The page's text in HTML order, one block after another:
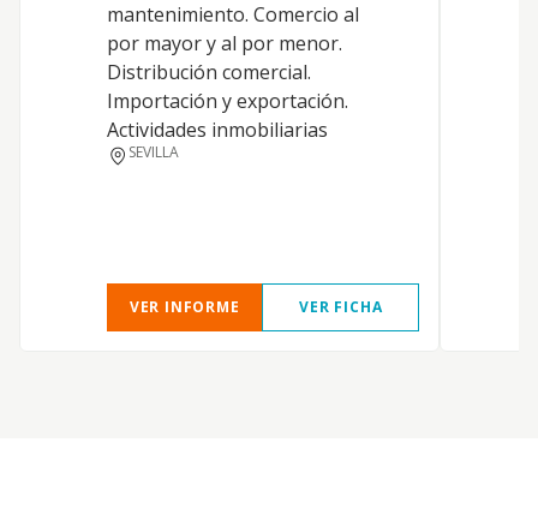
mantenimiento. Comercio al
por mayor y al por menor.
Distribución comercial.
Importación y exportación.
Actividades inmobiliarias
SEVILLA
VER INFORME VER FICHA